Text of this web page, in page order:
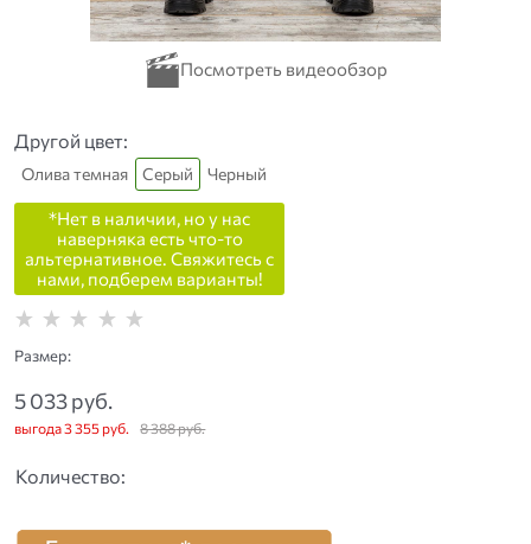
Другой цвет:
Олива темная Серый Черный
*Нет в наличии, но у нас
наверняка есть что-то
альтернативное. Свяжитесь с
нами, подберем варианты!
Размер:
8 388 руб.
5 033 руб.
выгода3 355 руб.
Количество: